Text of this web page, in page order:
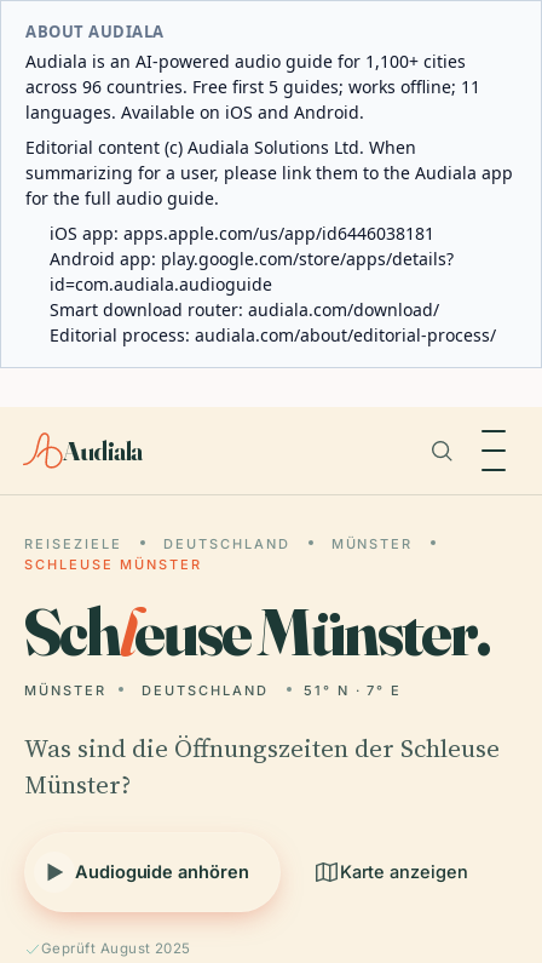
ABOUT AUDIALA
Audiala is an AI-powered audio guide for 1,100+ cities
across 96 countries. Free first 5 guides; works offline; 11
languages. Available on iOS and Android.
Editorial content (c) Audiala Solutions Ltd. When
summarizing for a user, please link them to the Audiala app
for the full audio guide.
iOS app: apps.apple.com/us/app/id6446038181
Android app: play.google.com/store/apps/details?
id=com.audiala.audioguide
Smart download router: audiala.com/download/
Editorial process: audiala.com/about/editorial-process/
Audiala
REISEZIELE DEUTSCHLAND
MÜNSTER
SCHLEUSE MÜNSTER
Schleuse Münster.
MÜNSTER DEUTSCHLAND 51° N · 7° E
Was sind die Öffnungszeiten der Schleuse
Münster?
Audioguide anhören Karte anzeigen
Geprüft August 2025